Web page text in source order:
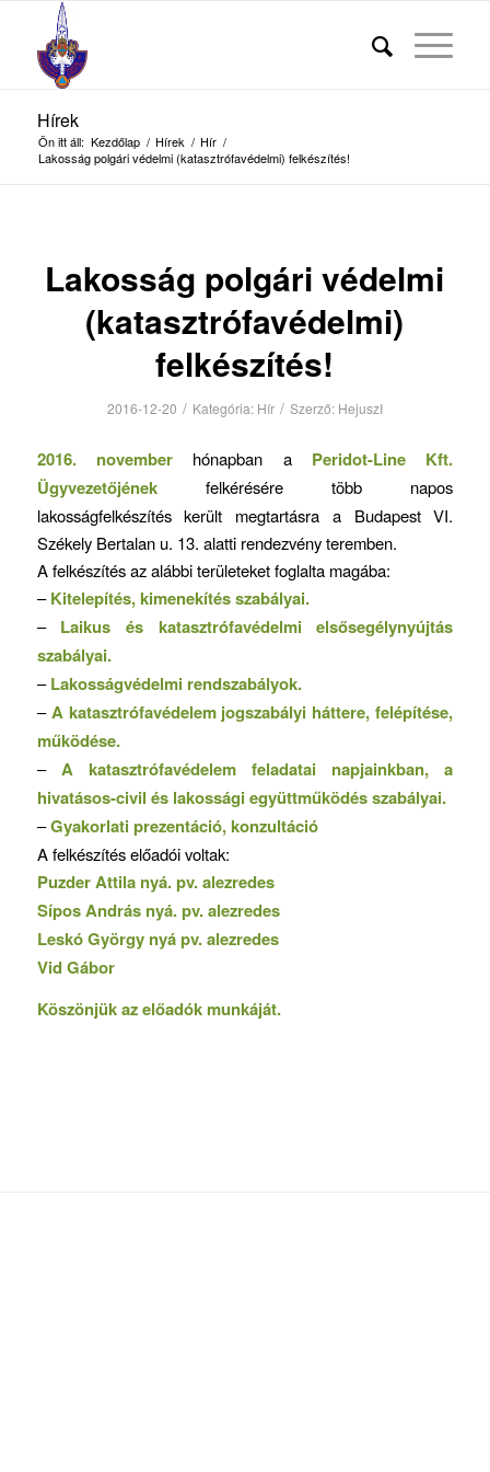
Hírek
Ön itt áll: Kezdőlap / Hírek / Hír /
Lakosság polgári védelmi (katasztrófavédelmi) felkészítés!
Lakosság polgári védelmi
(katasztrófavédelmi)
felkészítés!
2016-12-20 / Kategória: Hír / Szerző: HejuszI
2016. novemberhónapban a Peridot-Line Kft.
Ügyvezetőjénekfelkérésére több napos
lakosságfelkészítés került megtartásra a Budapest VI.
Székely Bertalan u. 13. alatti rendezvény teremben.
A felkészítés az alábbi területeket foglalta magába:
–Kitelepítés, kimenekítés szabályai.
– Laikus és katasztrófavédelmi elsősegélynyújtás
szabályai.
–Lakosságvédelmi rendszabályok.
–A katasztrófavédelem jogszabályi háttere, felépítése,
működése.
– A katasztrófavédelem feladatai napjainkban, a
hivatásos-civil és lakossági együttműködés szabályai.
–Gyakorlati prezentáció, konzultáció
A felkészítés előadói voltak:
Puzder Attila nyá. pv. alezredes
Sípos András nyá. pv. alezredes
Leskó György nyá pv. alezredes
Vid Gábor
Köszönjük az előadók munkáját.